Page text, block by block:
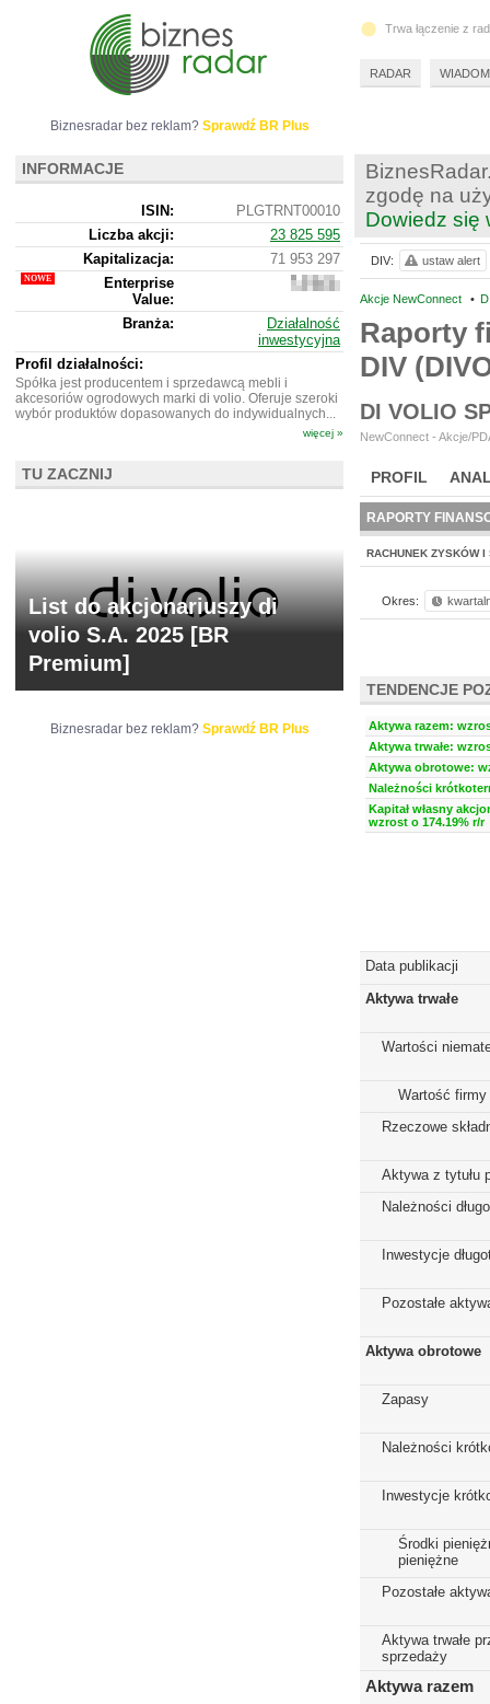
zgodę na
Dowiedz się
Akcje NewConnect •
Raporty
DIV
DI VOLIO
NewConnect - Akcje/
PROFIL
BR LAB
RAPORTY
RACHUNEK ZYSKÓW I
Okres:
TENDENCJE
Aktywa razem:
Aktywa trwałe:
Aktywa obrotowe:
Należności
Kapitał własny
wzrost o 174.19% r/r
Data publikacji
Aktywa trwałe
Wartości
Wartość firmy
Rzeczowe
Aktywa z tytułu
Należności
Inwestycje
Pozostałe
Aktywa obrotowe
Zapasy
Należności
Inwestycje
Środki
pieniężne
Pozostałe
Aktywa trwałe
sprzedaży
Aktywa razem
DIV: ustaw alert
Biznesradar bez reklam? Sprawdź BR Plus
INFORMACJE
ISIN:
PLGTRNT00010
Liczba akcji:
23 825 595
Kapitalizacja:
71 953 297
Enterprise
Value:
71
297
Branża:
Działalność
inwestycyjna
Profil działalności:
Spółka jest producentem i sprzedawcą mebli i
akcesoriów ogrodowych marki di volio. Oferuje szeroki
wybór produktów dopasowanych do indywidualnych...
więcej »
TU ZACZNIJ
List do akcjonariuszy di
volio S.A. 2025 [BR
Premium]
Biznesradar bez reklam? Sprawdź BR Plus
Trwa łączenie z
RADAR